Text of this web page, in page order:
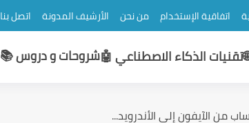
اتفاقية الإستخدام من نحن الأرشيف المدونة اتصل بنا
تقنيات الذكاء الاصطناعي 🤖شروحات و دروس 📚
من الآيفون إلى الأندرويد...